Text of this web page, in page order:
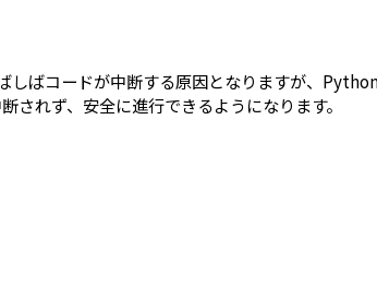
しばコードが中断する原因となりますが、
れず、安全に進行できるようになります。